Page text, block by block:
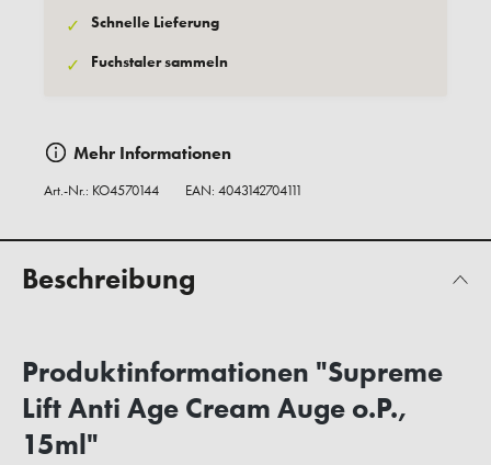
✓ Schnelle Lieferung
✓ Fuchstaler sammeln
Mehr Informationen
Art.-Nr.: KO4570144 EAN: 4043142704111
Beschreibung
Produktinformationen "Supreme
Lift Anti Age Cream Auge o.P.,
15ml"